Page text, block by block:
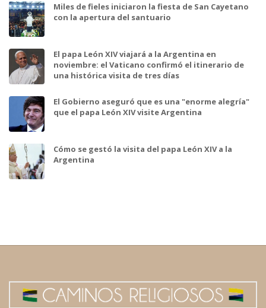
Miles de fieles iniciaron la fiesta de San Cayetano
con la apertura del santuario
El papa León XIV viajará a la Argentina en
noviembre: el Vaticano confirmó el itinerario de
una histórica visita de tres días
El Gobierno aseguró que es una "enorme alegría"
que el papa León XIV visite Argentina
Cómo se gestó la visita del papa León XIV a la
Argentina